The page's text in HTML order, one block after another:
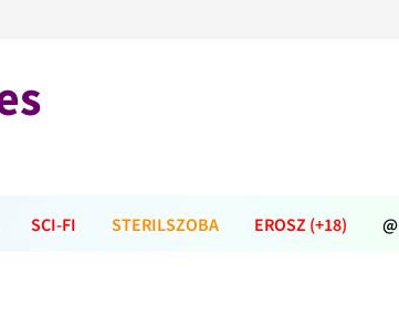
SCI-FI STERILSZOBA EROSZ (+18) @